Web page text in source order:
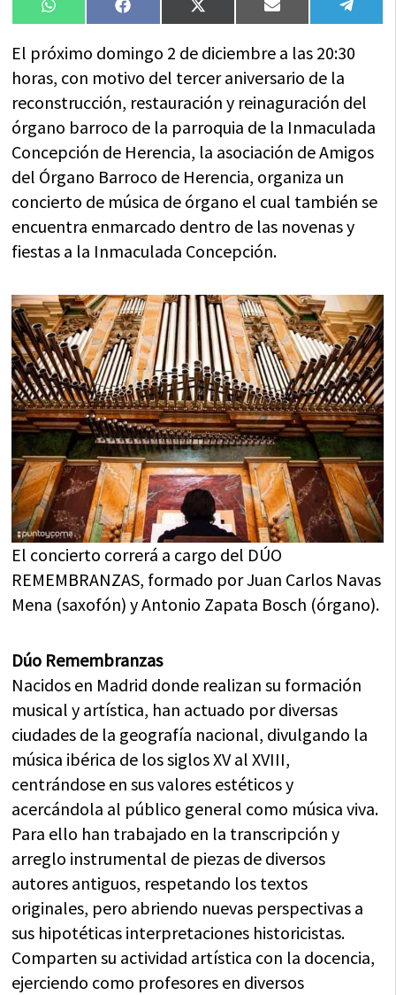
Compartir
en
WhatsAppCompartir
en
FacebookCompartir
en
X
(Twitter)
Compartir
en
Email
en
El próximo domingo 2 de diciembre a las 20:30
horas, con motivo del tercer aniversario de la
reconstrucción, restauración y reinaguración del
órgano barroco de la parroquia de la Inmaculada
Concepción de Herencia, la asociación de Amigos
del Órgano Barroco de Herencia, organiza un
concierto de música de órgano el cual también se
encuentra enmarcado dentro de las novenas y
fiestas a la Inmaculada Concepción.
El concierto correrá a cargo del DÚO
REMEMBRANZAS, formado por Juan Carlos Navas
Mena (saxofón) y Antonio Zapata Bosch (órgano).
Dúo Remembranzas
Nacidos en Madrid donde realizan su formación
musical y artística, han actuado por diversas
ciudades de la geografía nacional, divulgando la
música ibérica de los siglos XV al XVIII,
centrándose en sus valores estéticos y
acercándola al público general como música viva.
Para ello han trabajado en la transcripción y
arreglo instrumental de piezas de diversos
autores antiguos, respetando los textos
originales, pero abriendo nuevas perspectivas a
sus hipotéticas interpretaciones historicistas.
Comparten su actividad artística con la docencia,
ejerciendo como profesores en diversos